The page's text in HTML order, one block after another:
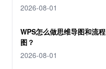
2026-08-01
WPS怎么做思维导图和流程
图？
2026-08-01